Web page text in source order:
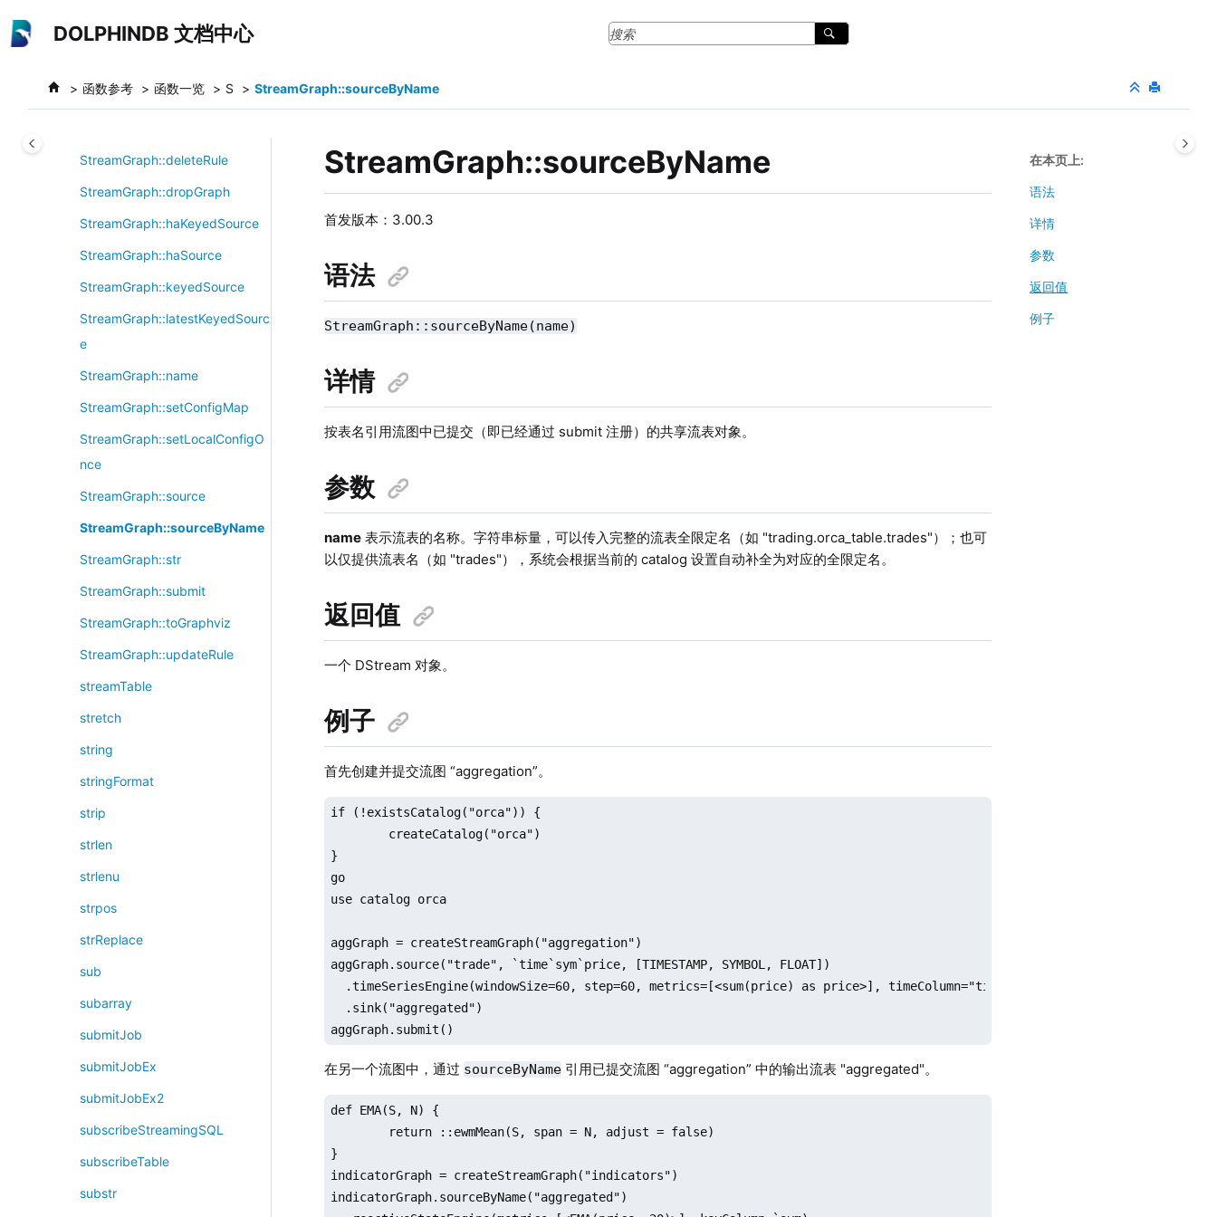
DOLPHINDB 文档中心
函数参考 函数一览 S StreamGraph::sourceByName
stopTimerEngine
streamEventSerializer
StreamGraph::deleteRule
StreamGraph::dropGraph
StreamGraph::haKeyedSource
StreamGraph::haSource
StreamGraph::keyedSource
StreamGraph::latestKeyedSourc
e
StreamGraph::name
StreamGraph::setConfigMap
StreamGraph::setLocalConfigO
nce
StreamGraph::source
StreamGraph::sourceByName
StreamGraph::str
StreamGraph::submit
StreamGraph::toGraphviz
StreamGraph::updateRule
streamTable
stretch
string
stringFormat
strip
strlen
strlenu
strpos
strReplace
sub
subarray
submitJob
submitJobEx
submitJobEx2
subscribeStreamingSQL
subscribeTable
substr
StreamGraph::sourceByName
首发版本：3.00.3
语法
StreamGraph::sourceByName(name)
详情
按表名引用流图中已提交（即已经通过 submit 注册）的共享流表对象。
参数
name 表示流表的名称。字符串标量，可以传入完整的流表全限定名（如 "trading.orca_table.trades"）；也可
以仅提供流表名（如 "trades"），系统会根据当前的 catalog 设置自动补全为对应的全限定名。
返回值
一个 DStream 对象。
例子
首先创建并提交流图 “aggregation”。
if (!existsCatalog("orca")) {
}
go
use catalog orca
aggGraph = createStreamGraph("aggregation")
aggGraph.source("trade", `time`sym`price, [TIMESTAMP, SYMBOL, FLOAT])
  .timeSeriesEngine(windowSize=60, step=60, metrics=[<sum(price) as price>], timeColumn="time", keyColumn="sym")
  .sink("aggregated")
aggGraph.submit()
在另一个流图中，通过 sourceByName 引用已提交流图 “aggregation” 中的输出流表 "aggregated"。
def EMA(S, N) {
}
indicatorGraph = createStreamGraph("indicators")
indicatorGraph.sourceByName("aggregated")
在本页上
语法
详情
参数
返回值
例子